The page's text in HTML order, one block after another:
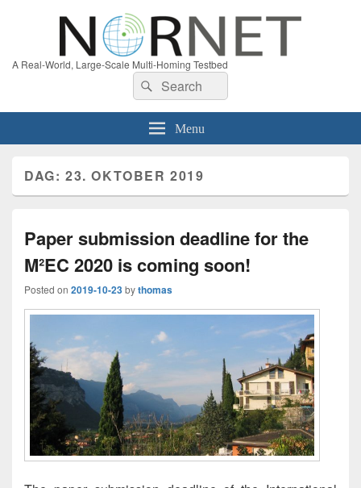
A Real-World, Large-Scale Multi-Homing Testbed
Search
for:
Search
Menu
DAG: 23. OKTOBER 2019
Paper submission deadline for the
M²EC 2020 is coming soon!
Posted on 2019-10-23bythomas